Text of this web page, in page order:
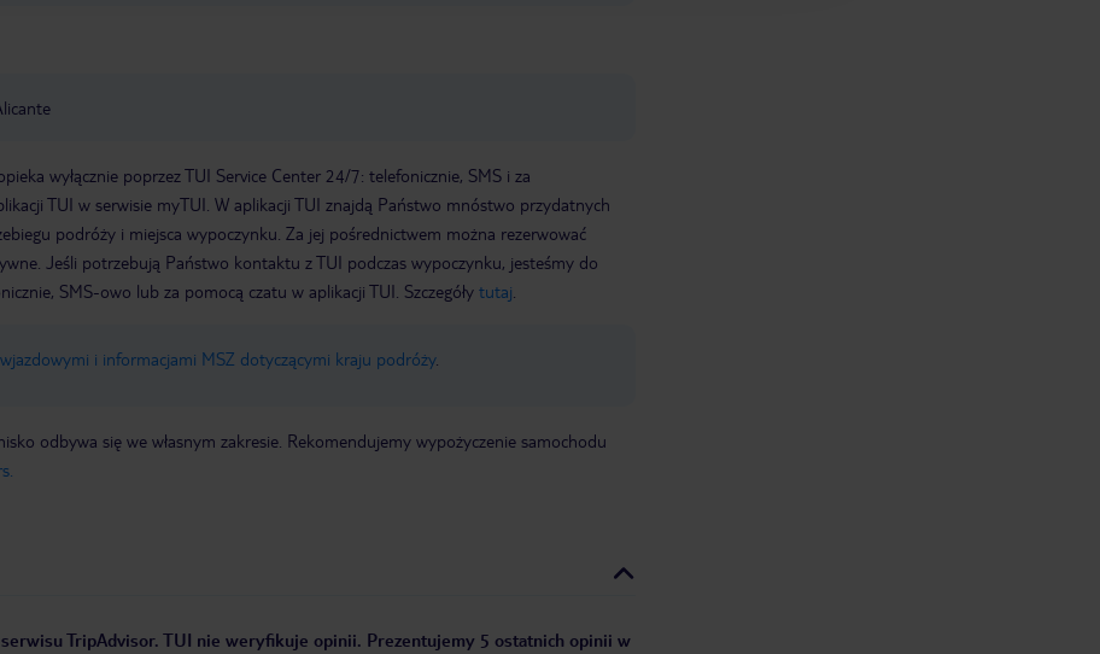
wyłącznie poprzez TUI Service Center 24/7: telefonicznie, SMS i za
TUI w serwisie myTUI. W aplikacji TUI znajdą Państwo mnóstwo przydatnych
podróży i miejsca wypoczynku. Za jej pośrednictwem można rezerwować
Jeśli potrzebują Państwo kontaktu z TUI podczas wypoczynku, jesteśmy do
SMS-owo lub za pomocą czatu w aplikacji TUI. Szczegóły tutaj
i informacjami MSZ dotyczącymi kraju podróży.
odbywa się we własnym zakresie. Rekomendujemy wypożyczenie samochodu
serwisu TripAdvisor. TUI nie weryfikuje opinii. Prezentujemy 5 ostatnich opinii w